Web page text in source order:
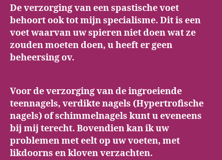
De verzorging van een spastische voet
behoort ook tot mijn specialisme. Dit is een
voet waarvan uw spieren niet doen wat ze
zouden moeten doen, u heeft er geen
beheersing ov.
Voor de verzorging van de ingroeiende
teennagels, verdikte nagels (Hypertrofische
nagels) of schimmelnagels kunt u eveneens
bij mij terecht. Bovendien kan ik uw
problemen met eelt op uw voeten, met
likdoorns en kloven verzachten.